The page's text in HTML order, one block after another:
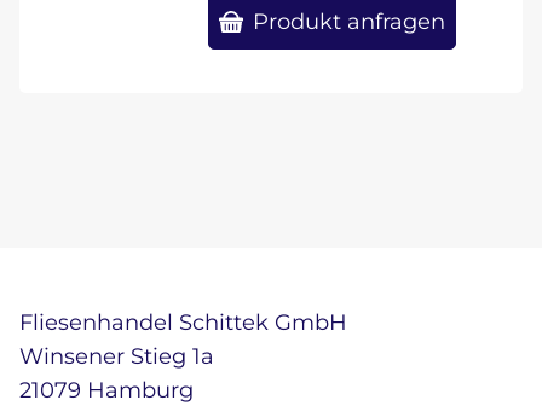
Produkt anfragen
Fliesenhandel Schittek GmbH
Winsener Stieg 1a
21079 Hamburg